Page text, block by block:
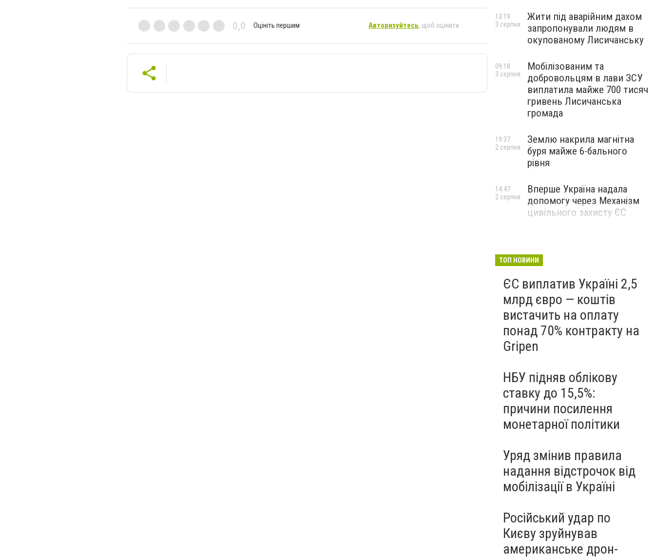
0,0 Оцініть першим Авторизуйтесь, щоб оцінити
Жити під аварійним дахом
запропонували людям в
окупованому Лисичанську
13:19
3 серпня
Мобілізованим та
добровольцям в лави ЗСУ
виплатила майже 700 тисяч
гривень Лисичанська
громада
09:18
3 серпня
Землю накрила магнітна
буря майже 6-бального
рівня
19:37
2 серпня
Вперше Україна надала
допомогу через Механізм
цивільного захисту ЄС
14:47
2 серпня
ТОП НОВИНИ
ЄС виплатив Україні 2,5
млрд євро — коштів
вистачить на оплату
понад 70% контракту на
Gripen
НБУ підняв облікову
ставку до 15,5%:
причини посилення
монетарної політики
Уряд змінив правила
надання відстрочок від
мобілізації в Україні
Російський удар по
Києву зруйнував
американське дрон-